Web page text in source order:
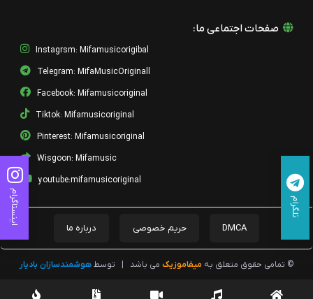
صفحات اجتماعی ما:
Instagrsm: Mifamusicorigibal
Telegram: MifaMusicOriginall
Facebook: Mifamusicoriginal
Tiktok: Mifamusicoriginal
Pinterest: Mifamusicoriginal
Wisgoon: Mifamusic
youtube:mifamusicoriginal
DMCA حریم خصوصی درباره ما
© تمامی حقوق متعلق به میفاموزیک می باشد توسطهوشمندسازان بادیار
اینستاگرام تلگرام